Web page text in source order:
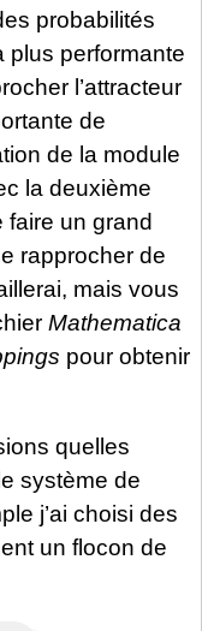
probabilités
plus performante
l’attracteur
de
de la module
la deuxième
un grand
rapprocher de
mais vous
Mathematica
pour obtenir
quelles
système de
j’ai choisi des
un flocon de